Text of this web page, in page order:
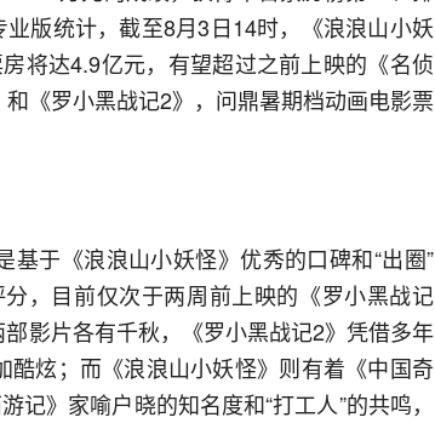
版统计，截至8月3日14时，《浪浪山小妖
将达4.9亿元，有望超过之前上映的《名侦
《罗小黑战记2》，问鼎暑期档动画电影票
于《浪浪山小妖怪》优秀的口碑和“出圈”
，目前仅次于两周前上映的《罗小黑战记
影片各有千秋，《罗小黑战记2》凭借多年
炫；而《浪浪山小妖怪》则有着《中国奇
记》家喻户晓的知名度和“打工人”的共鸣，